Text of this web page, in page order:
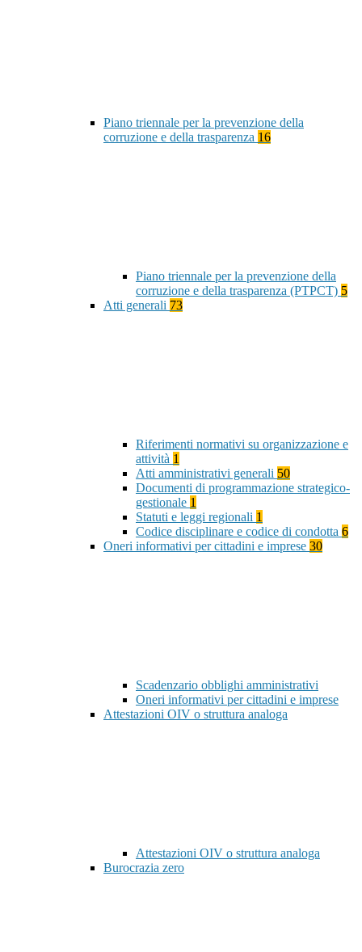
Piano triennale per la prevenzione della
corruzione e della trasparenza 16
Piano triennale per la prevenzione della
corruzione e della trasparenza (PTPCT) 5
Atti generali 73
Riferimenti normativi su organizzazione e
attività 1
Atti amministrativi generali 50
Documenti di programmazione strategico-
gestionale 1
Statuti e leggi regionali 1
Codice disciplinare e codice di condotta 6
Oneri informativi per cittadini e imprese 30
Scadenzario obblighi amministrativi
Oneri informativi per cittadini e imprese
Attestazioni OIV o struttura analoga
Attestazioni OIV o struttura analoga
Burocrazia zero